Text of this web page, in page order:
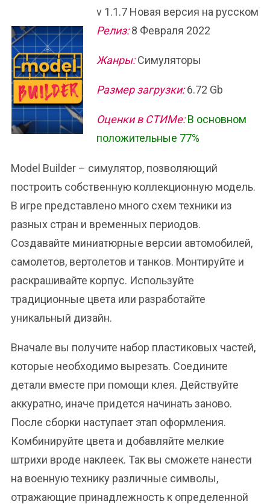
v 1.1.7 Новая версия на русском
Релиз:8 Февраля 2022
Жанры:Симуляторы
Размер загрузки:6.72 Gb
Оценки в СТИМе: В основном
положительные 77%
Model Builder – симулятор, позволяющий
построить собственную коллекционную модель.
В игре представлено много схем техники из
разных стран и временных периодов.
Создавайте миниатюрные версии автомобилей,
самолетов, вертолетов и танков. Монтируйте и
раскрашивайте корпус. Используйте
традиционные цвета или разработайте
уникальный дизайн.
Вначале вы получите набор пластиковых частей,
которые необходимо вырезать. Соедините
детали вместе при помощи клея. Действуйте
аккуратно, иначе придется начинать заново.
После сборки наступает этап оформления.
Комбинируйте цвета и добавляйте мелкие
штрихи вроде наклеек. Так вы сможете нанести
на военную технику различные символы,
отражающие принадлежность к определенной